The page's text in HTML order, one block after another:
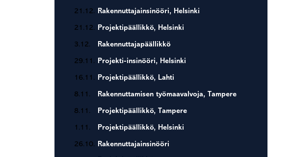
21.12. Rakennuttajainsinööri, Helsinki
21.12. Projektipäällikkö, Helsinki
3.12. Rakennuttajapäällikkö
29.11. Projekti-insinööri, Helsinki
16.11. Projektipäällikkö, Lahti
8.11. Rakennuttamisen työmaavalvoja, Tampere
8.11. Projektipäällikkö, Tampere
1.11. Projektipäällikkö, Helsinki
26.10. Rakennuttajainsinööri